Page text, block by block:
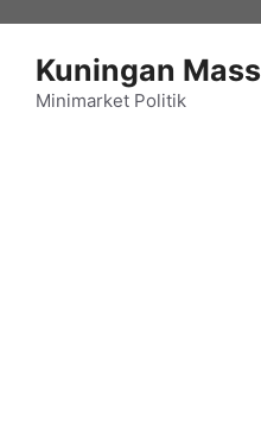
Kuningan Mass
Minimarket Politik